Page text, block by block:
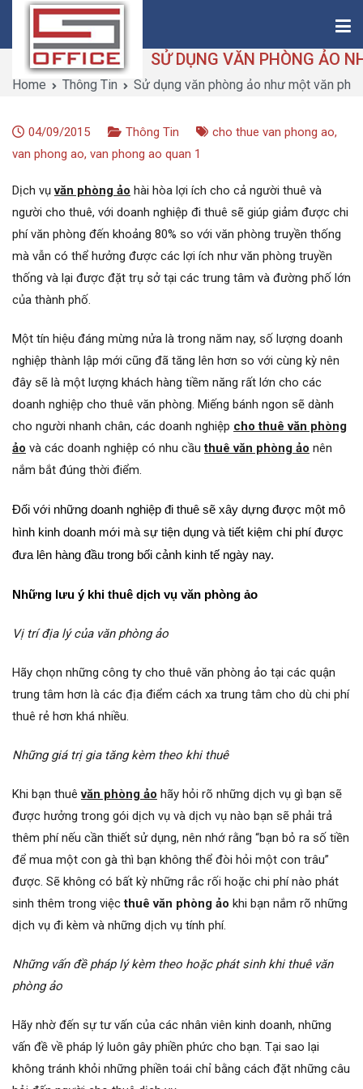
content
Saigon-Office
Saving Is Solution
Home Thông Tin Sử dụng văn phòng ảo như một văn
04/09/2015 Thông Tin cho thue van phong ao,
van phong ao, van phong ao quan 1
Dịch vụvăn phòng ảo hài hòa lợi ích cho cả người thuê và
người cho thuê, với doanh nghiệp đi thuê sẽ giúp giảm được chi
phí văn phòng đến khoảng 80% so với văn phòng truyền thống
mà vẫn có thể hưởng được các lợi ích như văn phòng truyền
thống và lại được đặt trụ sở tại các trung tâm và đường phố lớn
của thành phố.
Một tín hiệu đáng mừng nửa là trong năm nay, số lượng doanh
nghiệp thành lập mới cũng đã tăng lên hơn so với cùng kỳ nên
đây sẽ là một lượng khách hàng tiềm năng rất lớn cho các
doanh nghiệp cho thuê văn phòng. Miếng bánh ngon sẽ dành
cho người nhanh chân, các doanh nghiệp cho thuê văn phòng
ảo và các doanh nghiệp có nhu cầuthuê văn phòng ảo nên
nắm bắt đúng thời điểm.
Đối với những doanh nghiệp đi thuê sẽ xây dựng được một mô
hình kinh doanh mới mà sự tiện dụng và tiết kiệm chi phí được
đưa lên hàng đầu trong bối cảnh kinh tế ngày nay.
Những lưu ý khi thuê dịch vụ văn phòng ảo
Vị trí địa lý của văn phòng ảo
Hãy chọn những công ty cho thuê văn phòng ảo tại các quận
trung tâm hơn là các địa điểm cách xa trung tâm cho dù chi phí
thuê rẻ hơn khá nhiều.
Những giá trị gia tăng kèm theo khi thuê
Khi bạn thuêvăn phòng ảo hãy hỏi rõ những dịch vụ gì bạn sẽ
được hưởng trong gói dịch vụ và dịch vụ nào bạn sẽ phải trả
thêm phí nếu cần thiết sử dụng, nên nhớ rằng “bạn bỏ ra số tiền
để mua một con gà thì bạn không thể đòi hỏi một con trâu”
được. Sẽ không có bất kỳ những rắc rối hoặc chi phí nào phát
sinh thêm trong việcthuê văn phòng ảo khi bạn nắm rõ những
dịch vụ đi kèm và những dịch vụ tính phí.
Những vấn đề pháp lý kèm theo hoặc phát sinh khi thuê văn
phòng ảo
Hãy nhờ đến sự tư vấn của các nhân viên kinh doanh, những
vấn đề về pháp lý luôn gây phiền phức cho bạn. Tại sao lại
không tránh khỏi những phiền toái chỉ bằng cách đặt những câu